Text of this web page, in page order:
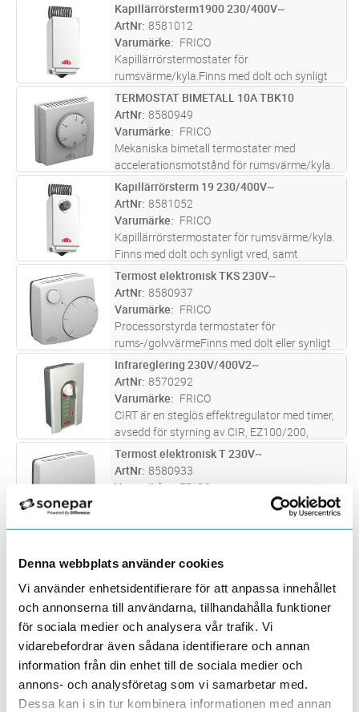
Denna webbplats använder cookies
Vi använder enhetsidentifierare för att anpassa innehållet
och annonserna till användarna, tillhandahålla funktioner
för sociala medier och analysera vår trafik. Vi
vidarebefordrar även sådana identifierare och annan
information från din enhet till de sociala medier och
annons- och analysföretag som vi samarbetar med.
Dessa kan i sin tur kombinera informationen med annan
ST Lägg i kundvagn
Kapillärrörsterm1900 230/400V~
ArtNr 8581012
Varumärke
FRICO
Kapillärrörstermostater för
rumsvärme/kyla.Finns med dolt och synligt
vred, samt reglering i 1 eller 2 steg. KRT2800
reglerar i 2 steg och har justerbar
temperaturdifferens mellan stegen (1–4
grader)...läs mer
ST Lägg i kundvagn
TERMOSTAT BIMETALL 10A TBK10
ArtNr 8580949
Varumärke
FRICO
Mekaniska bimetall termostater med
accelerationsmotstånd för rumsvärme/kyla.
CE-märkta.
ST Lägg i kundvagn
Kapillärrörsterm 19 230/400V~
ArtNr 8581052
Varumärke
FRICO
Kapillärrörstermostater för rumsvärme/kyla.
Finns med dolt och synligt vred, samt
reglering i 1 eller 2 steg. KRT2800 reglerar i 2
steg och har justerbar temperaturdifferens
mellan stegen (1–4 grader
ST Lägg i kundvagn
Termost elektronisk TKS 230V~
ArtNr 8580937
Varumärke
FRICO
Processorstyrda termostater för
rums-/golvvärmeFinns med dolt eller synligt
vred och digital display. Modell med synligt
vred finns även med brytare samt i 400?
V.On/off styrning (för tröga system) el
mer
ST Lägg i kundvagn
Infrareglering 230V/400V2~
ArtNr 8570292
Varumärke
FRICO
CIRT är en steglös effektregulator med timer,
avsedd för styrning av CIR, EZ100/200,
Thermoplus EC eller HP3/6, främst då de
används för punkt- eller zonuppvärmning.
Värmetillskottet ställs in för ön
ST Lägg i kundvagn
Termost elektronisk T 230V~
ArtNr 8580933
Varumärke
FRICO
Processorstyrda termostater för
rums-/golvvärmeFinns med dolt eller synligt
V.On/off styrning (för tröga system) el
mer
ArtNr 8580934
Processorstyrda termostater för
rums-/golvvärme.Finns med dolt eller synligt
vred och digital display. Modell med synligt
vred finns även med brytare samt i 400?
V.On/off styrning (för tröga system) e...läs
mer
ST Lägg i kundvagn
KAPILLÄRRÖRSTERM1901 230/400V~
ArtNr 8581022
Varumärke
FRICO
Kapillärrörstermostater för
rumsvärme/kyla.Finns med dolt och synligt